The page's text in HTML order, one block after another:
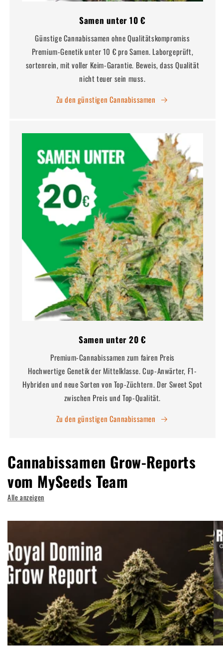
Samen unter 10 €
Günstige Cannabissamen ohne Qualitätskompromiss
Premium-Genetik unter 10 € pro Samen. Laborgeprüft,
sortenrein, mit voller Keim-Garantie. Beweis, dass Qualität
nicht teuer sein muss.
Zu den günstigen Cannabissamen
Samen unter 20 €
Premium-Cannabissamen zum fairen Preis
Hochwertige Genetik der Mittelklasse. Cup-Anwärter, F1-
Hybriden und neue Sorten von Top-Züchtern. Der Sweet Spot
zwischen Preis und Top-Qualität.
Zu den günstigen Cannabissamen
Cannabissamen Grow-Reports
vom MySeeds Team
Alle anzeigen